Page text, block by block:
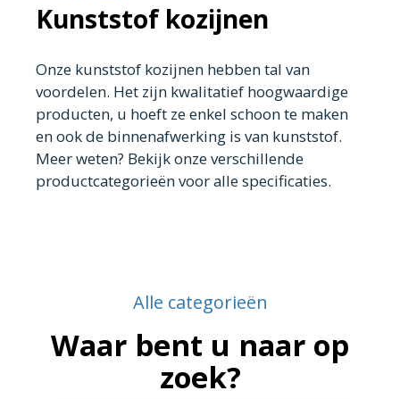
Kunststof kozijnen
Onze kunststof kozijnen hebben tal van
voordelen. Het zijn kwalitatief hoogwaardige
producten, u hoeft ze enkel schoon te maken
en ook de binnenafwerking is van kunststof.
Meer weten? Bekijk onze verschillende
productcategorieën voor alle specificaties.
Alle categorieën
Waar bent u naar op
zoek?